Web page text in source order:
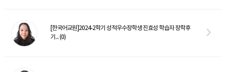
[한국어교원]2024-2학기 성적우수장학생 진효성 학습자 장학후
기... (0)